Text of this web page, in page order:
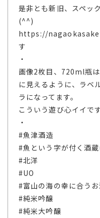
是非とも新旧、スペッ
(^^)
https://
す
・
画像2枚目、720ml瓶
に見えるように、ラベ
ラになってます。
こういう遊び心イイで
・
#魚津酒造
#魚という字が付く酒
#北洋
#UO
#富山の海の幸に合う
#純米吟醸
#純米大吟醸